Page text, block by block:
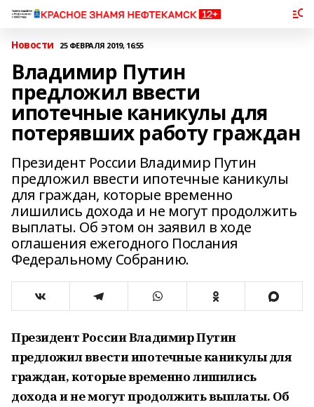
Новости 25 ФЕВРАЛЯ 2019, 16:55
Владимир Путин
предложил ввести
ипотечные каникулы для
потерявших работу граждан
Президент России Владимир Путин
предложил ввести ипотечные каникулы
для граждан, которые временно
лишились дохода и не могут продолжить
выплаты. Об этом он заявил в ходе
оглашения ежегодного Послания
Федеральному Собранию.
Президент России Владимир Путин
предложил ввести ипотечные каникулы для
граждан, которые временно лишились
дохода и не могут продолжить выплаты. Об